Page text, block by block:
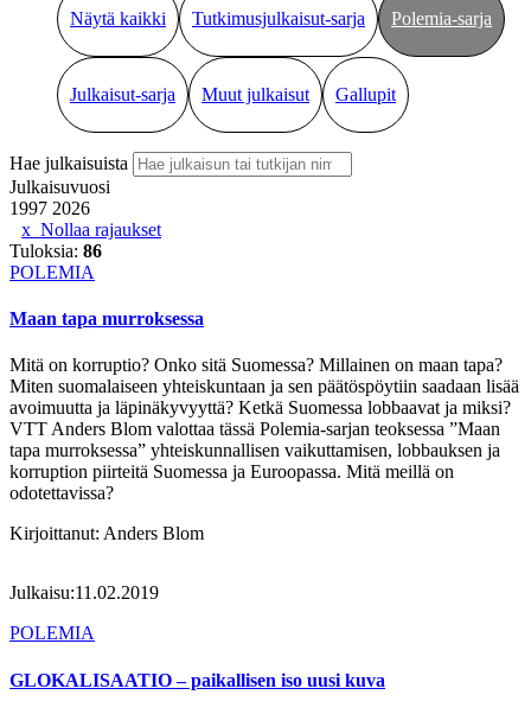
Näytä kaikki Tutkimusjulkaisut-sarja Polemia-sarja
Julkaisut-sarja Muut julkaisut Gallupit
Hae julkaisuista
Julkaisuvuosi
1997 2026
Nollaa rajaukset
Tuloksia: 86
POLEMIA
Maan tapa murroksessa
Mitä on korruptio? Onko sitä Suomessa? Millainen on maan tapa?
Miten suomalaiseen yhteiskuntaan ja sen päätöspöytiin saadaan lisää
avoimuutta ja läpinäkyvyyttä? Ketkä Suomessa lobbaavat ja miksi?
VTT Anders Blom valottaa tässä Polemia-sarjan teoksessa ”Maan
tapa murroksessa” yhteiskunnallisen vaikuttamisen, lobbauksen ja
korruption piirteitä Suomessa ja Euroopassa. Mitä meillä on
odotettavissa?
Kirjoittanut: Anders Blom
Julkaisu:11.02.2019
POLEMIA
GLOKALISAATIO – paikallisen iso uusi kuva